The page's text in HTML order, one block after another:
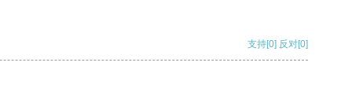
支持[0] 反对[0]